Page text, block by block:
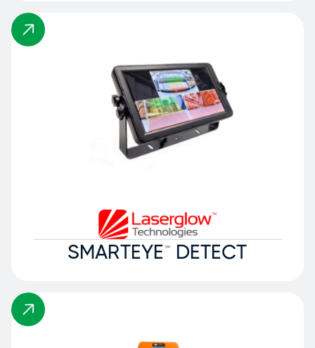
SMARTEYE™ DETECT